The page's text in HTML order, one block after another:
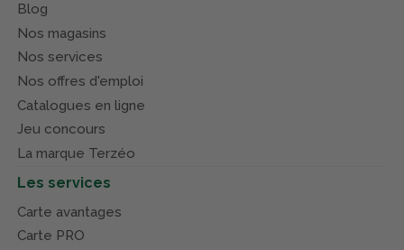
Blog
Nos magasins
Nos services
Nos offres d'emploi
Catalogues en ligne
Jeu concours
La marque Terzéo
Les services
Carte avantages
Carte PRO